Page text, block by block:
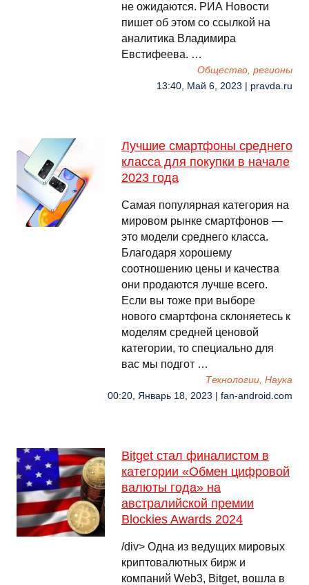
не ожидаются. РИА Новости
пишет об этом со ссылкой на
аналитика Владимира
Евстифеева. …
Общество, регионы
13:40, Май 6, 2023 | pravda.ru
Лучшие смартфоны среднего
класса для покупки в начале
2023 года
Самая популярная категория на
мировом рынке смартфонов —
это модели среднего класса.
Благодаря хорошему
соотношению цены и качества
они продаются лучше всего.
Если вы тоже при выборе
нового смартфона склоняетесь к
моделям средней ценовой
категории, то специально для
вас мы подгот …
Технологии, Наука
00:20, Январь 18, 2023 | fan-android.com
Bitget стал финалистом в
категории «Обмен цифровой
валюты года» на
австралийской премии
Blockies Awards 2024
/div> Одна из ведущих мировых
криптовалютных бирж и
компаний Web3, Bitget, вошла в